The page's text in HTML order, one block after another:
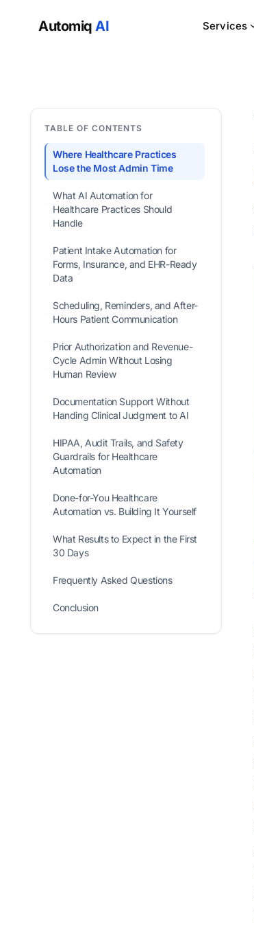
Automiq AI Services
TABLE OF CONTENTS
Where Healthcare Practices
Lose the Most Admin Time
What AI Automation for
Healthcare Practices Should
Handle
Patient Intake Automation for
Forms, Insurance, and EHR-Ready
Data
Scheduling, Reminders, and After-
Hours Patient Communication
Prior Authorization and Revenue-
Cycle Admin Without Losing
Human Review
Documentation Support Without
Handing Clinical Judgment to AI
HIPAA, Audit Trails, and Safety
Guardrails for Healthcare
Automation
Done-for-You Healthcare
Automation vs. Building It Yourself
What Results to Expect in the First
30 Days
Frequently Asked Questions
Conclusion